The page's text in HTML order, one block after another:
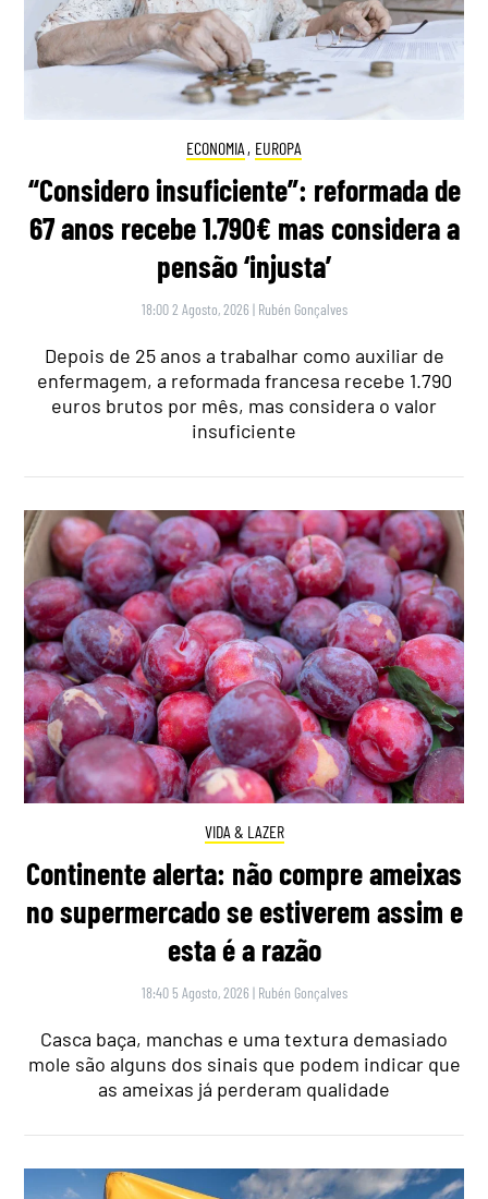
ECONOMIA , EUROPA
“Considero insuficiente”: reformada de
67 anos recebe 1.790€ mas considera a
pensão ‘injusta’
18:00 2 Agosto, 2026 | Rubén Gonçalves
Depois de 25 anos a trabalhar como auxiliar de
enfermagem, a reformada francesa recebe 1.790
euros brutos por mês, mas considera o valor
insuficiente
VIDA & LAZER
Continente alerta: não compre ameixas
no supermercado se estiverem assim e
esta é a razão
18:40 5 Agosto, 2026 | Rubén Gonçalves
Casca baça, manchas e uma textura demasiado
mole são alguns dos sinais que podem indicar que
as ameixas já perderam qualidade